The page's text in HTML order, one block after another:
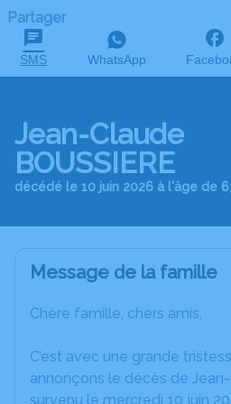
Partager
SMS WhatsApp
Jean-Claude
BOUSSIERE
décédé le 10 juin 2026 à l'âge de
Message de la famille
Chère famille, chers amis,
C’est avec une grande
annonçons le décès de Jean-
survenu le mercredi 10 juin